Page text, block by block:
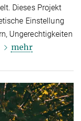
Dieses Projekt
Einstellung
Ungerechtigkeiten
mehr